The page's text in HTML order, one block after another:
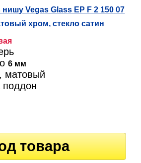
Vegas Glass EP F 2 150 07
хром, стекло сатин
6 мм
матовый
поддон
товара